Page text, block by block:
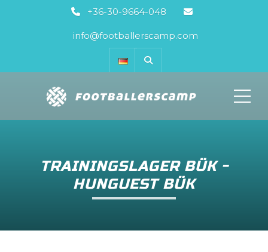
+36-30-9664-048
info@footballerscamp.com
TRAININGSLAGER BÜK -
HUNGUEST BÜK